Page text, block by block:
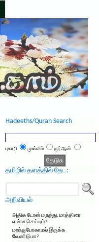
Hadeeths/Quran Search
புகாரி முஸ்லிம் குர்ஆன்
தமிழில் தளத்தில் தேட:
அறிவியல்
அதிக டோஸ் மருந்து, மாத்திரை
என்ன செய்யும்?
மறந்துபோகாமல் இருக்க
வேண்டுமா?